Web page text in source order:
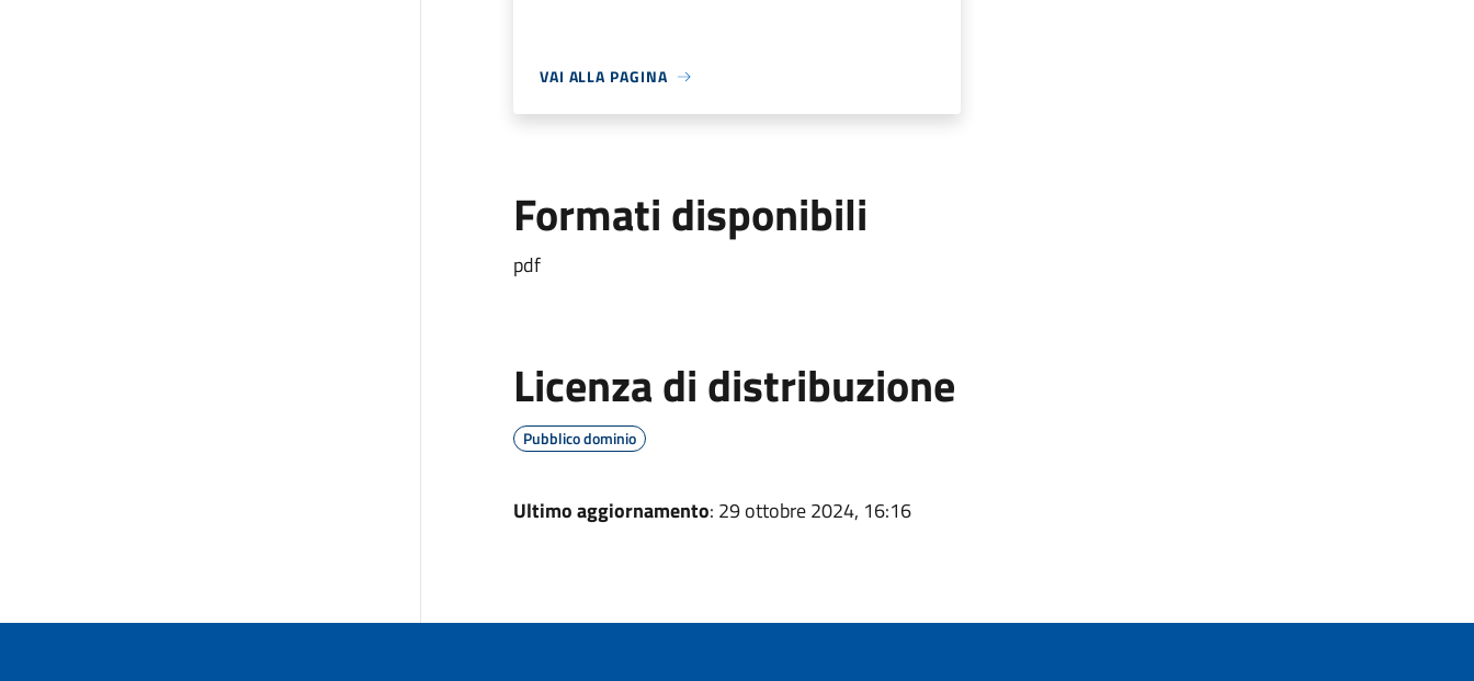
VAI ALLA PAGINA
Formati disponibili
pdf
Licenza di distribuzione
Pubblico dominio
Ultimo aggiornamento: 29 ottobre 2024, 16:16